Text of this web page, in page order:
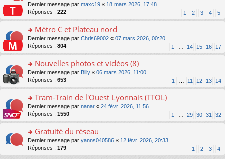
ré
c
e
le
pl
u
s
ré
c
e
n
lu
le
pl
u
s
ré
c
s
s
a
g
e
n
o
n
lu
le
pl
u
ré
c
e
nt
ult
er
le
m
e
s
s
a
g
e
n
o
n
lu
le
pl
s
ré
c
Dernier message par maxc19 « 18 mars 2026, 17:48
Réponses : 222 1 2 3 4 5
o
n
s
ult
er
le
m
e
s
s
a
g
n
o
n
Métro C et Plateau nord
Dernier message par Chris69002 « 07 mars 2026, 00:20
Réponses : 804 1 14 15 16 17
o
n
s
ult
er
le
m
e
s
s
a
g
Nouvelles photos et vidéos (8)
Dernier message par Billy « 06 mars 2026, 11:00
Réponses : 653 1 11 12 13 14
o
n
s
ult
er
le
m
Tram-Train de l'Ouest Lyonnais (TTOL)
Dernier message par nanar « 24 févr. 2026, 11:56
Réponses : 1550 1 29 30 31 32
o
n
s
Gratuité du réseau
Dernier message par yanns040586 « 12 févr. 2026, 20:33
Réponses : 179 1 2 3 4